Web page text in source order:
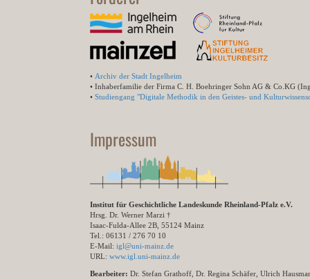
• Archiv der Stadt Ingelheim
• Inhaberfamilie der Firma C. H. Boehringer Sohn AG & Co.KG
• Studiengang "Digitale Methodik in den Geistes- und
Impressum
Institut für Geschichtliche Landeskunde Rheinland-Pfalz e.V.
Hrsg. Dr. Werner Marzi †
Isaac-Fulda-Allee 2B, 55124 Mainz
Tel.: 06131 / 276 70 10
E-Mail: igl@uni-mainz.de
URL: www.igl.uni-mainz.de
Bearbeiter: Dr. Stefan Grathoff, Dr. Regina Schäfer, Ulrich